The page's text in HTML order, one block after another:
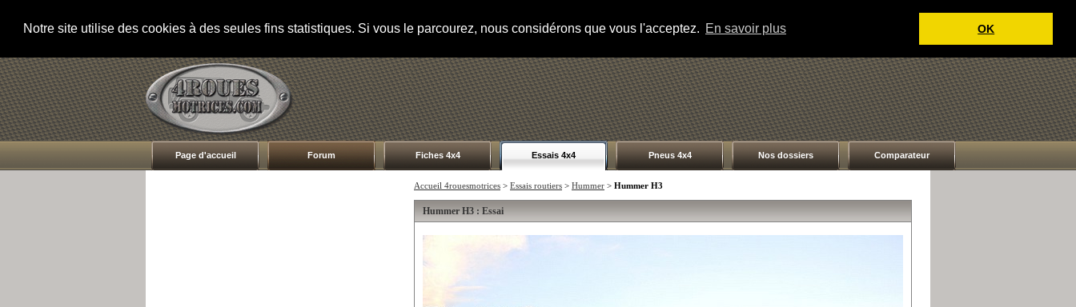
Notre site utilise des cookies à des seules fins statistiques. Si vous le parcourez, nous considérons que vous l'acceptez. En savoir plus OK
Page d'accueil Forum Fiches 4x4 Essais 4x4 Pneus 4x4 Nos dossiers Comparateur
Accueil 4rouesmotrices > Essais routiers > Hummer > Hummer H3
Hummer H3 : Essai